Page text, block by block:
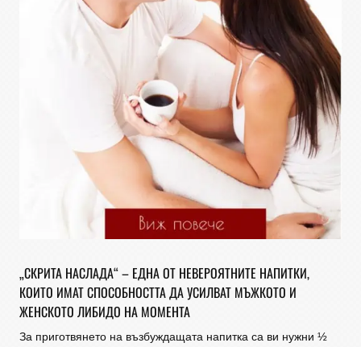
„СКРИТА НАСЛАДА“ – ЕДНА ОТ НЕВЕРОЯТНИТЕ НАПИТКИ,
КОИТО ИМАТ СПОСОБНОСТТА ДА УСИЛВАТ МЪЖКОТО И
ЖЕНСКОТО ЛИБИДО НА МОМЕНТА
За приготвянето на възбуждащата напитка са ви нужни ½